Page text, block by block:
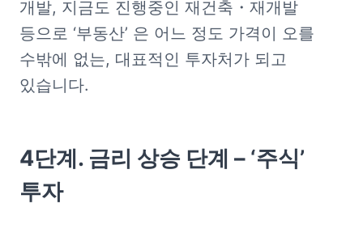
개발, 지금도 진행중인 재건축・재개발
등으로 ‘부동산’ 은 어느 정도 가격이 오를
수밖에 없는, 대표적인 투자처가 되고
있습니다.
4단계. 금리 상승 단계 – ‘주식’
투자